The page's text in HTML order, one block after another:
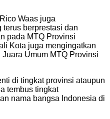
Waas juga
terus berprestasi dan
pada MTQ Provinsi
Kota juga mengingatkan
Umum MTQ Provinsi
di tingkat provinsi ataupun
tembus tingkat
nama bangsa Indonesia di